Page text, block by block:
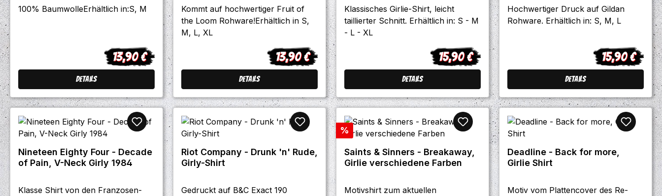
100% BaumwolleErhältlich in:S, M
Regulärer Preis:
13,90 €
Details
Kommt auf hochwertiger Fruit of
the Loom Rohware!Erhältlich in S,
M, L, XL
Regulärer Preis:
13,90 €
Details
Klassisches Girlie-Shirt, leicht
taillierter Schnitt. Erhältlich in: S - M
- L - XL
Regulärer Preis:
15,90 €
Details
Hochwertiger Druck auf Gildan
Rohware. Erhältlich in: S, M, L
Regulärer
15,90 €
Details
Nineteen Eighty Four - Decade
of Pain, V-Neck Girly 1984
Klasse Shirt von den Franzosen-
Riot Company - Drunk 'n' Rude,
Girly-Shirt
Gedruckt auf B&C Exact 190
Rabatt
%
Saints & Sinners - Breakaway,
Girlie verschiedene Farben
Motivshirt zum aktuellen
Deadline - Back for more,
Girlie Shirt
Motiv vom Plattencover des Re-